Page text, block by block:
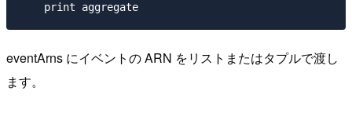
eventArns にイベントの ARN をリストまたはタプルで渡し
ます。